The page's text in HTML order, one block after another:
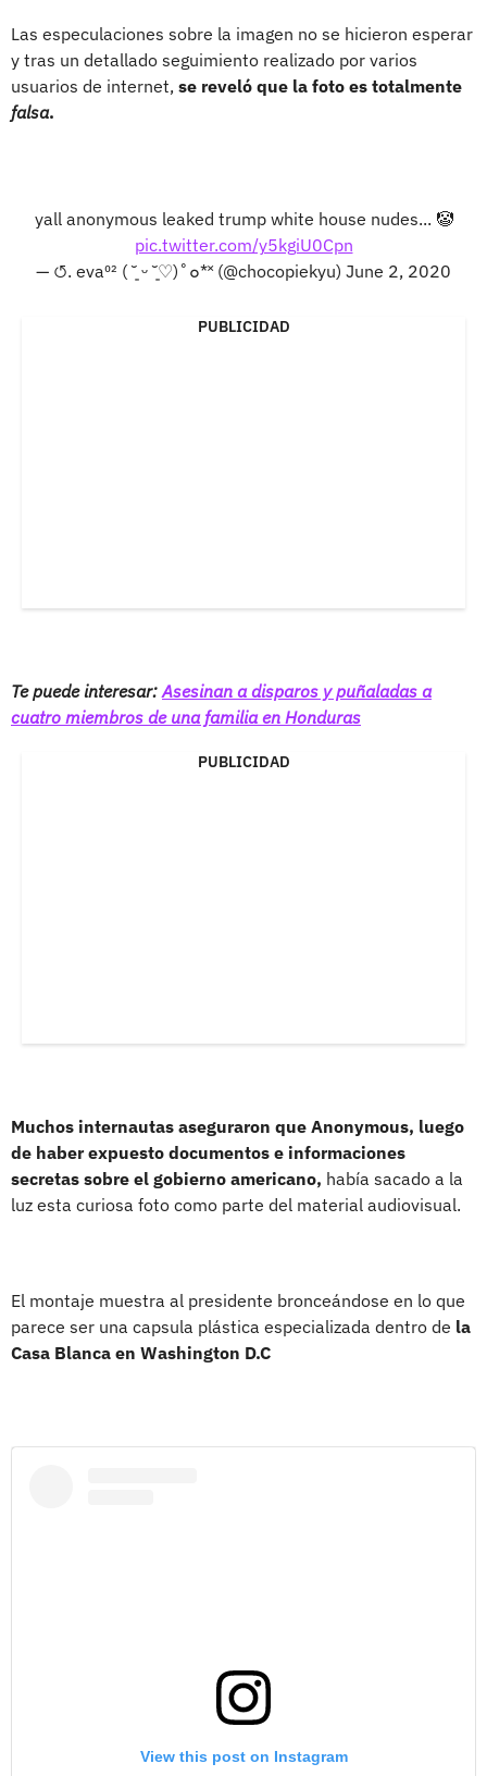
Las especulaciones sobre la imagen no se hicieron esperar
y tras un detallado seguimiento realizado por varios
usuarios de internet, se reveló que la foto es totalmente
falsa.
yall anonymous leaked trump white house nudes... 🤡
pic.twitter.com/y5kgiU0Cpn
— ↺. eva⁰² ( ˘͈ ᵕ ˘͈♡)˚๐*˟ (@chocopiekyu) June 2, 2020
PUBLICIDAD
Te puede interesar: Asesinan a disparos y puñaladas a
cuatro miembros de una familia en Honduras
PUBLICIDAD
Muchos internautas aseguraron que Anonymous, luego
de haber expuesto documentos e informaciones
secretas sobre el gobierno americano, había sacado a la
luz esta curiosa foto como parte del material audiovisual.
El montaje muestra al presidente bronceándose en lo que
parece ser una capsula plástica especializada dentro de la
Casa Blanca en Washington D.C
View this post on Instagram